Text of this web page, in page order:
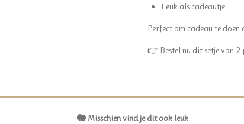
Leuk als cadeautje
Perfect om cadeau te
👉 Bestel nu dit setje van 2
🐘 Misschien vind je dit ook leuk